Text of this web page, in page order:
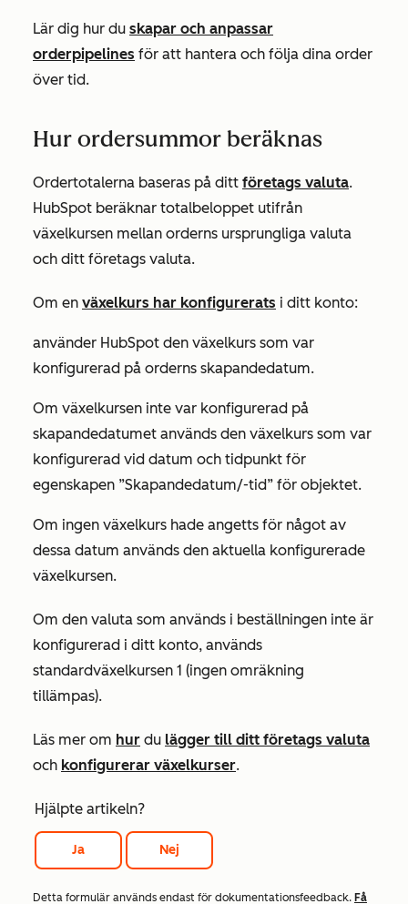
Lär dig hur du skapar och anpassar
orderpipelines för att hantera och följa dina order
över tid.
Hur ordersummor beräknas
Ordertotalerna baseras på ditt företags valuta.
HubSpot beräknar totalbeloppet utifrån
växelkursen mellan orderns ursprungliga valuta
och ditt företags valuta.
Om en växelkurs har konfigurerats i ditt konto:
använder HubSpot den växelkurs som var
konfigurerad på orderns skapandedatum.
Om växelkursen inte var konfigurerad på
skapandedatumet används den växelkurs som var
konfigurerad vid datum och tidpunkt för
egenskapen ”Skapandedatum/-tid” för objektet.
Om ingen växelkurs hade angetts för något av
dessa datum används den aktuella konfigurerade
växelkursen.
Om den valuta som används i beställningen inte är
konfigurerad i ditt konto, används
standardväxelkursen 1 (ingen omräkning
tillämpas).
Läs mer om hur du lägger till ditt företags valuta
och konfigurerar växelkurser.
Hjälpte artikeln?
Ja Nej
Detta formulär används endast för dokumentationsfeedback. Få